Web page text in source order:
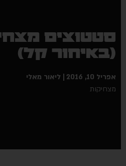
(באיחור קל)
אפריל 10, 2016
ליאור מאלי
מצחיקות